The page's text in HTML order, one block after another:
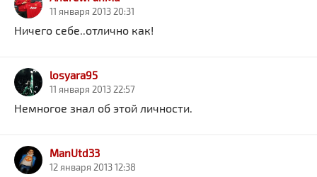
11 января 2013 20:31
Ничего себе..отлично как!
losyara95
11 января 2013 22:57
Немногое знал об этой личности.
ManUtd33
12 января 2013 12:38